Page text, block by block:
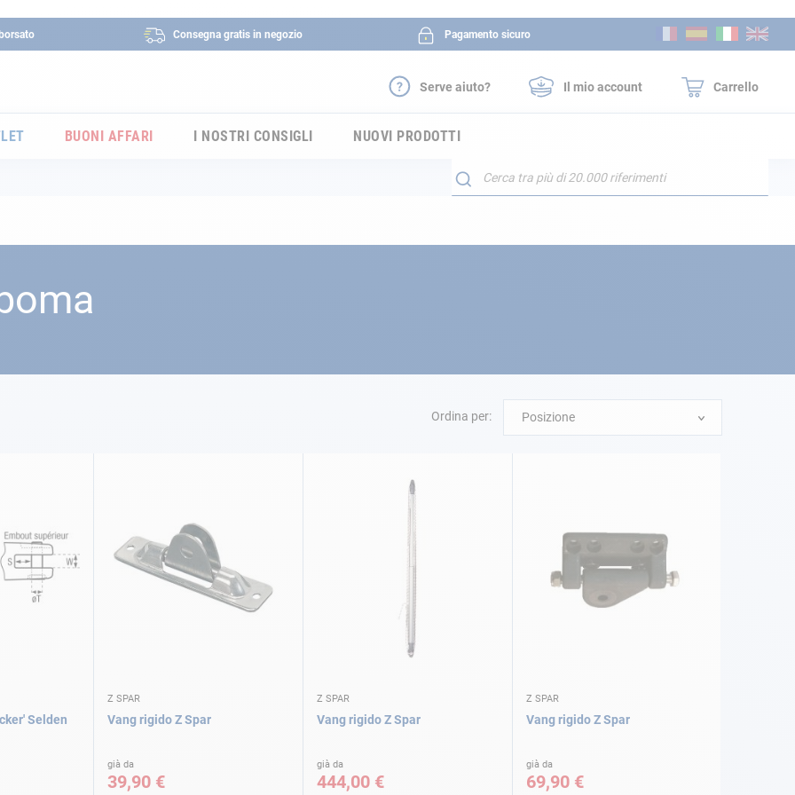
Consegna gratis in negozio Pagamento sicuro
al
Serve aiuto?
Il mio account Carrello
BUONI AFFARI I NOSTRI CONSIGLI NUOVI PRODOTTI
Search
Ordina per: Posizione
Selden
Z SPAR
Vang rigido Z Spar
già da
39,90 €
Z SPAR
Vang rigido Z Spar
già da
444,00 €
Z SPAR
Vang rigido Z Spar
già da
69,90 €